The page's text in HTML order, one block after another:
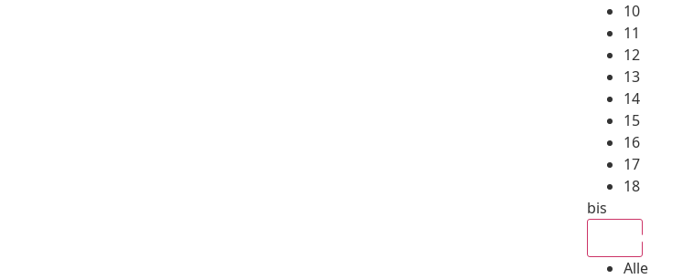
10
11
12
13
14
15
16
17
18
bis
Alle